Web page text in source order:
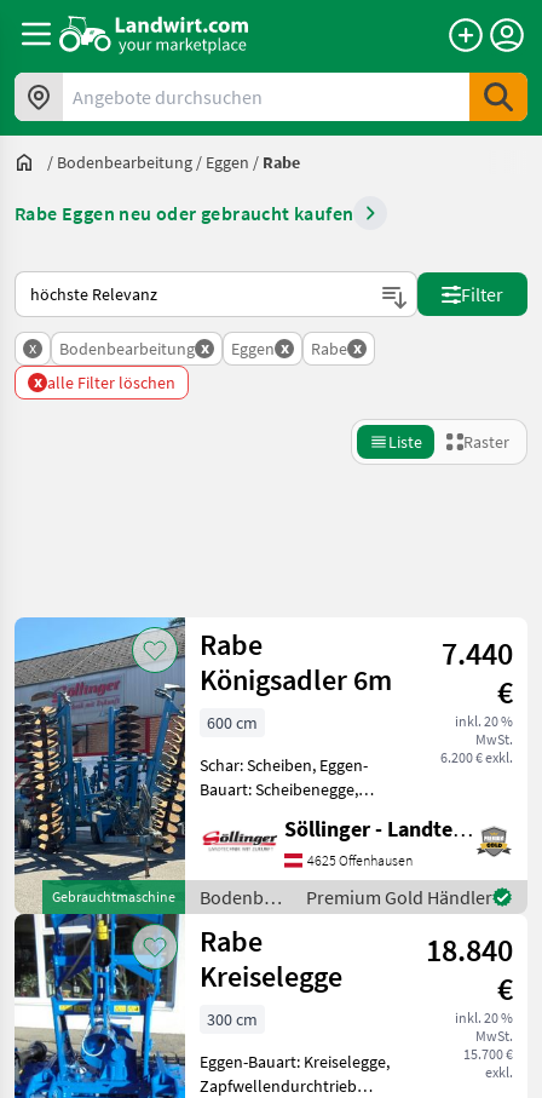
Angebote durchsuchen
/ Bodenbearbeitung / Eggen / Rabe
Rabe Eggen neu oder gebraucht kaufen
So wird auf Landwirt.com sortiert
Filter
x Bodenbearbeitung x Eggen x Rabe x
x alle Filter löschen
Liste Raster
Kategorie 4 Land
AKTUELLER
PFAD
Landtechnik
Bodenbearbeitung
Eggen
Rabe
KATEGORIE
WÄHLEN
Rabe
Maschio
Zurücksetzen
12
anzeigen
Gebrauchtmaschine
Rabe
Königsadler 6m
7.440
€
inkl. 20 %
MwSt.
6.200 € exkl.
600 cm
Schar: Scheiben, Eggen-
Bauart: Scheibenegge,
Hitch, Klappvorrichtung,
Nachlaufeinrichtung hydr.
Deichsel hydr.
Heckhubwerk
Straßenbeleuchtung Ran
Söllinger - Landtechnik GmbH
4625 Offenhausen
Bodenbearbeitung
/ Rabe
Premium Gold Händler
Rabe
Kreiselegge
18.840
€
inkl. 20 %
MwSt.
15.700 €
exkl.
300 cm
Eggen-Bauart: Kreiselegge,
Zapfwellendurchtrieb